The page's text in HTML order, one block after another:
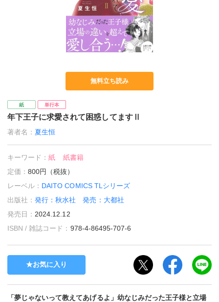
無料立ち読み
紙 単行本
年下王子に求愛されて困惑してますⅡ
著者名： 夏生恒
キーワード：紙
紙書籍
定価：800円（税抜）
レーベル： DAITO COMICS TLシリーズ
出版社：発行：秋水社 発売：大都社
発売日： 2024.12.12
ISBN / 雑誌コード： 978-4-86495-707-6
お気に入り
「夢じゃないって教えてあげるよ」幼なじみだった王子様と立場